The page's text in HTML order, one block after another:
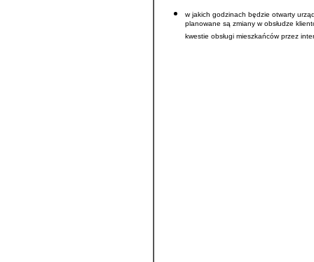
w jakich godzinach będzie otwarty
planowane są zmiany w obsłudze
kwestie obsługi mieszkańców przez